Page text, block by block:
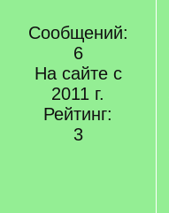
Сообщений:
6
На сайте с
2011 г.
Рейтинг:
3